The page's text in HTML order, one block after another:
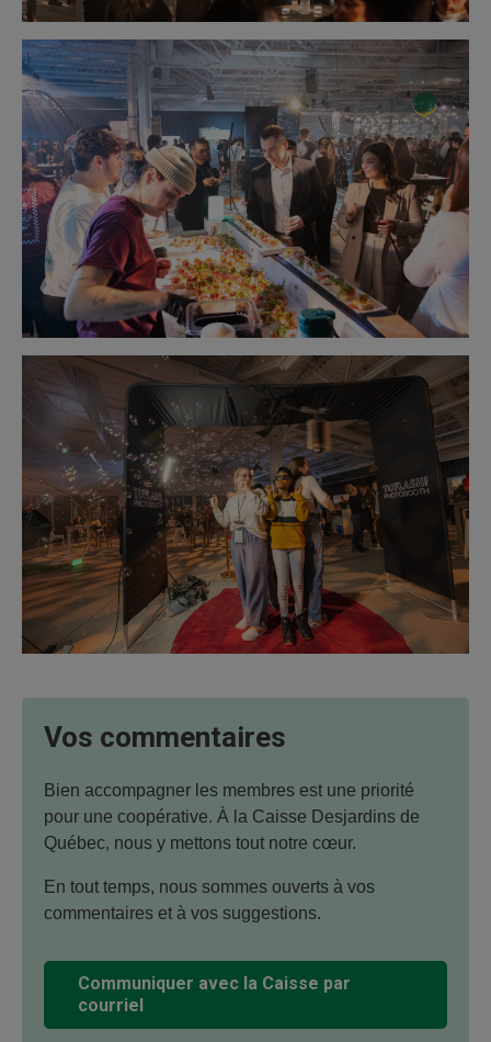
Vos commentaires
Bien accompagner les membres est une priorité
pour une coopérative. À la Caisse Desjardins de
Québec, nous y mettons tout notre cœur.
En tout temps, nous sommes ouverts à vos
commentaires et à vos suggestions.
Communiquer avec la Caisse par
courriel